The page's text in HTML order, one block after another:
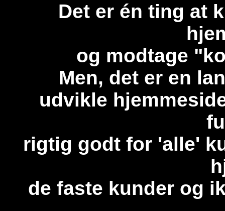
Det er én ting at
og modtage
Men, det er en
udvikle
rigtig godt for 'alle'
de faste kunder og